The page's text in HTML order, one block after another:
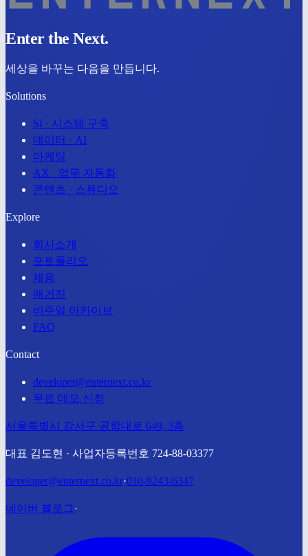
Enter the Next.
세상을 바꾸는 다음을 만듭니다.
Solutions
SI · 시스템 구축
데이터 · AI
마케팅
AX · 업무 자동화
콘텐츠 · 스튜디오
Explore
회사소개
포트폴리오
채용
매거진
비주얼 아카이브
FAQ
Contact
developer@enternext.co.kr
무료 데모 신청
서울특별시 강서구 공항대로 649, 3층
대표 김도현 · 사업자등록번호 724-88-03377
developer@enternext.co.kr·010-9243-6347
네이버 블로그 ·